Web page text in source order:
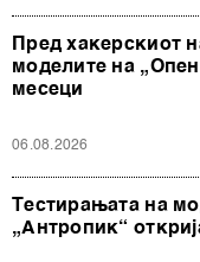
Пред хакерскиот
моделите на „Опен
месеци
06.08.2026
Тестирањата на
„Антропик“